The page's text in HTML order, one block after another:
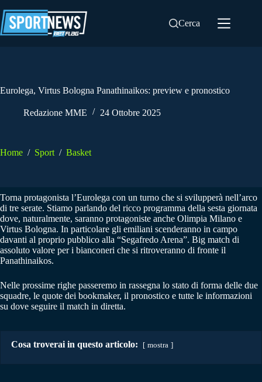
al
contenuto
Cerca
Eurolega, Virtus Bologna Panathinaikos: preview e pronostico
Redazione MME 24 Ottobre 2025
Home / Sport / Basket
Torna protagonista l’Eurolega con un turno che si svilupperà nell’arco
di tre serate. Stiamo parlando del ricco programma della sesta giornata
dove, naturalmente, saranno protagoniste anche Olimpia Milano e
Virtus Bologna. In particolare gli emiliani scenderanno in campo
davanti al proprio pubblico alla “Segafredo Arena”. Big match di
assoluto valore per i bianconeri che si ritroveranno di fronte il
Panathinaikos.
Nelle prossime righe passeremo in rassegna lo stato di forma delle due
squadre, le quote dei bookmaker, il pronostico e tutte le informazioni
su dove seguire il match in diretta.
Cosa troverai in questo articolo: mostra